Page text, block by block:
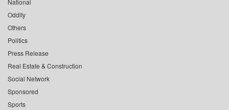
National
Oddity
Others
Politics
Press Release
Real Estate & Construction
Social Network
Sponsored
Sports